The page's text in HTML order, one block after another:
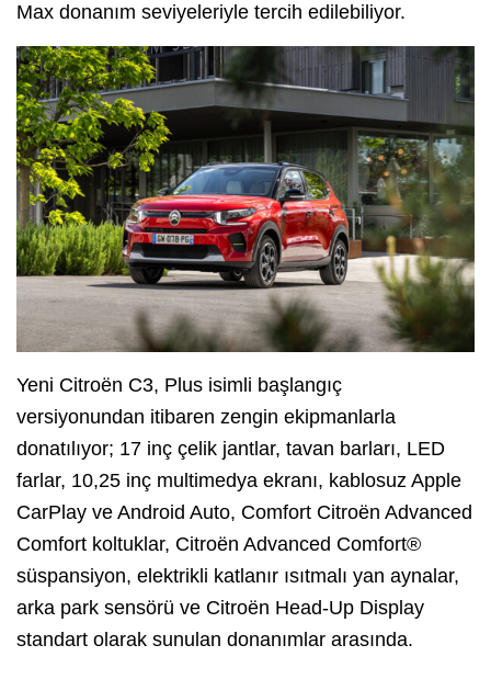
Max donanım seviyeleriyle tercih edilebiliyor.
Yeni Citroën C3, Plus isimli başlangıç
versiyonundan itibaren zengin ekipmanlarla
donatılıyor; 17 inç çelik jantlar, tavan barları, LED
farlar, 10,25 inç multimedya ekranı, kablosuz Apple
CarPlay ve Android Auto, Comfort Citroën Advanced
Comfort koltuklar, Citroën Advanced Comfort®
süspansiyon, elektrikli katlanır ısıtmalı yan aynalar,
arka park sensörü ve Citroën Head-Up Display
standart olarak sunulan donanımlar arasında.